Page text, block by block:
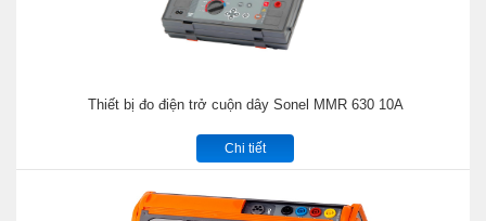
Thiết bị đo điện trở cuộn dây Sonel MMR 630 10A
Chi tiết